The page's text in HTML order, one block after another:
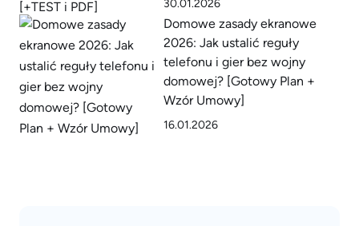
30.01.2026
Domowe zasady ekranowe
2026: Jak ustalić reguły
telefonu i gier bez wojny
domowej? [Gotowy Plan +
Wzór Umowy]
16.01.2026